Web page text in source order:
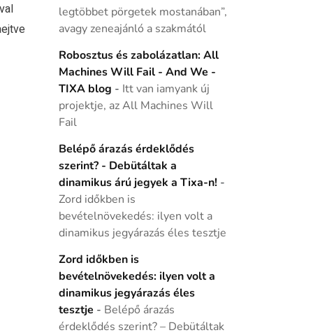
legtöbbet pörgetek mostanában”,
avagy zeneajánló a szakmától
Robosztus és zabolázatlan: All
Machines Will Fail - And We -
TIXA blog - Itt van iamyank új
projektje, az All Machines Will
Fail
Belépő árazás érdeklődés
szerint? - Debütáltak a
dinamikus árú jegyek a Tixa-n! -
Zord időkben is
bevételnövekedés: ilyen volt a
dinamikus jegyárazás éles tesztje
Zord időkben is
bevételnövekedés: ilyen volt a
dinamikus jegyárazás éles
tesztje - Belépő árazás
érdeklődés szerint? – Debütáltak